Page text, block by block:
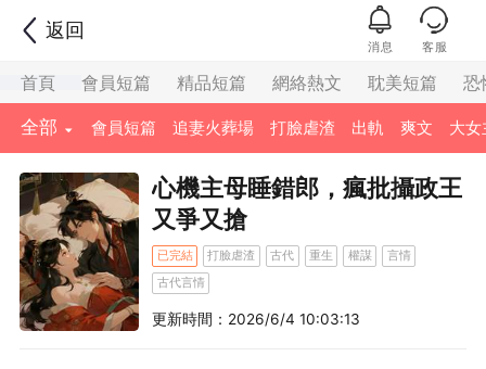
返回
消息 客服
首頁 會員短篇 精品短篇 網絡熱文 耽美短篇 恐
全部 會員短篇 追妻火葬場 打臉虐渣 出軌 爽文 大女
心機主母睡錯郎，瘋批攝政王
又爭又搶
已完結 打臉虐渣 古代 重生 權謀
言情
古代言情
更新時間：2026/6/4 10:03:13